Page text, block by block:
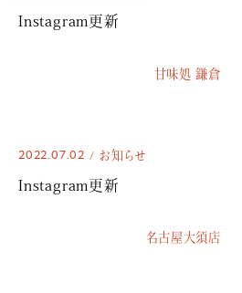
Instagram更新
甘味処 鎌倉
2022.07.02 お知らせ
Instagram更新
名古屋大須店